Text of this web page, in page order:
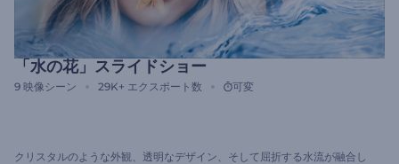
「水の花」スライドショー
9 映像シーン 29K+ エクスポート数 可変
クリスタルのような外観、透明なデザイン、そして屈折する水流が融合し